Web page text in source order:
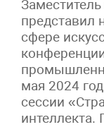
представил
сфере
мая 2024
сессии
интеллекта.